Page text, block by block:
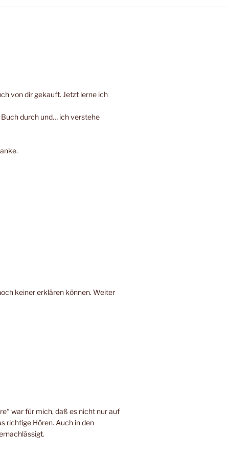
von dir gekauft. Jetzt lerne ich
durch und… ich verstehe
keiner erklären können. Weiter
war für mich, daß es nicht nur auf
richtige Hören. Auch in den